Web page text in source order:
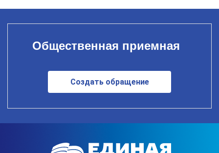
Общественная приемная
Создать обращение